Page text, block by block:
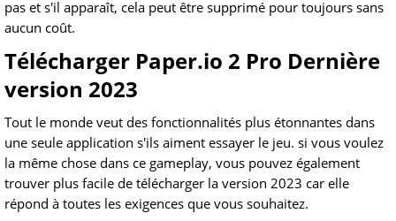
pas et s'il apparaît, cela peut être supprimé pour toujours sans
aucun coût.
Télécharger Paper.io 2 Pro Dernière
version 2023
Tout le monde veut des fonctionnalités plus étonnantes dans
une seule application s'ils aiment essayer le jeu. si vous voulez
la même chose dans ce gameplay, vous pouvez également
trouver plus facile de télécharger la version 2023 car elle
répond à toutes les exigences que vous souhaitez.